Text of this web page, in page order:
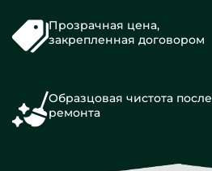
Прозрачная цена,
закрепленная договором
Образцовая чистота после
ремонта